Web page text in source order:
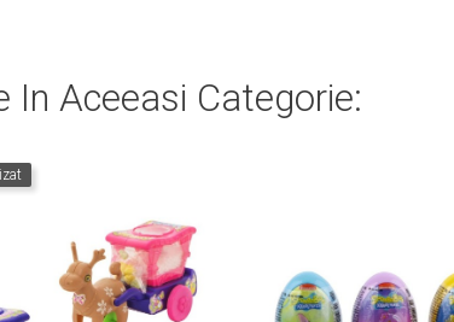
In Aceeasi Categorie: